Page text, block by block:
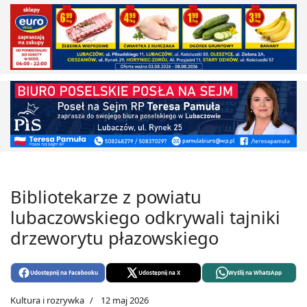
Bibliotekarze z powiatu
lubaczowskiego odkrywali tajniki
drzeworytu płazowskiego
Udostępnij na Facebooku Udostępnij na X Wyślij na WhatsApp
Kultura i rozrywka 12 maj 2026